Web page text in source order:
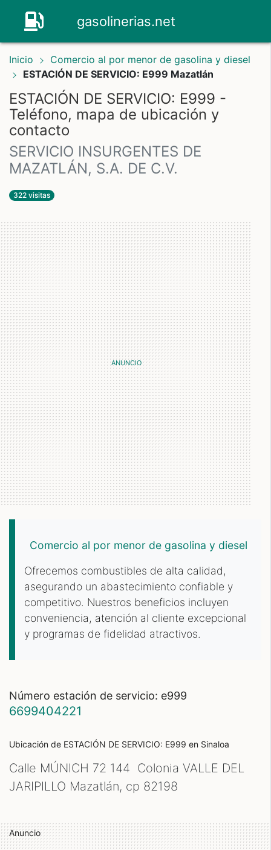
gasolinerias.net
Inicio
Comercio al por menor de gasolina y diesel
ESTACIÓN DE SERVICIO: E999 Mazatlán
ESTACIÓN DE SERVICIO: E999 -
Teléfono, mapa de ubicación y
contacto
SERVICIO INSURGENTES DE
MAZATLÁN, S.A. DE C.V.
322 visitas
Comercio al por menor de gasolina y diesel
Ofrecemos combustibles de alta calidad,
asegurando un abastecimiento confiable y
competitivo. Nuestros beneficios incluyen
conveniencia, atención al cliente excepcional
y programas de fidelidad atractivos.
número estación de servicio: e999
6699404221
Ubicación de ESTACIÓN DE SERVICIO: E999 en Sinaloa
Calle MÚNICH 72 144 Colonia VALLE DEL
JARIPILLO Mazatlán, cp 82198
Anuncio